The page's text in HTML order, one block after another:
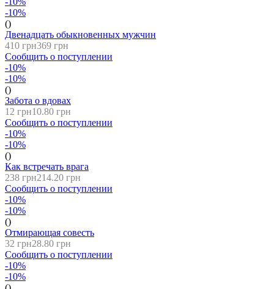
-10%
()
Двенадцать обыкновенных мужчин
410 грн369 грн
Сообщить о поступлении
-10%
-10%
()
Забота о вдовах
12 грн10.80 грн
Сообщить о поступлении
-10%
-10%
()
Как встречать врага
238 грн214.20 грн
Сообщить о поступлении
-10%
-10%
()
Отмирающая совесть
32 грн28.80 грн
Сообщить о поступлении
-10%
-10%